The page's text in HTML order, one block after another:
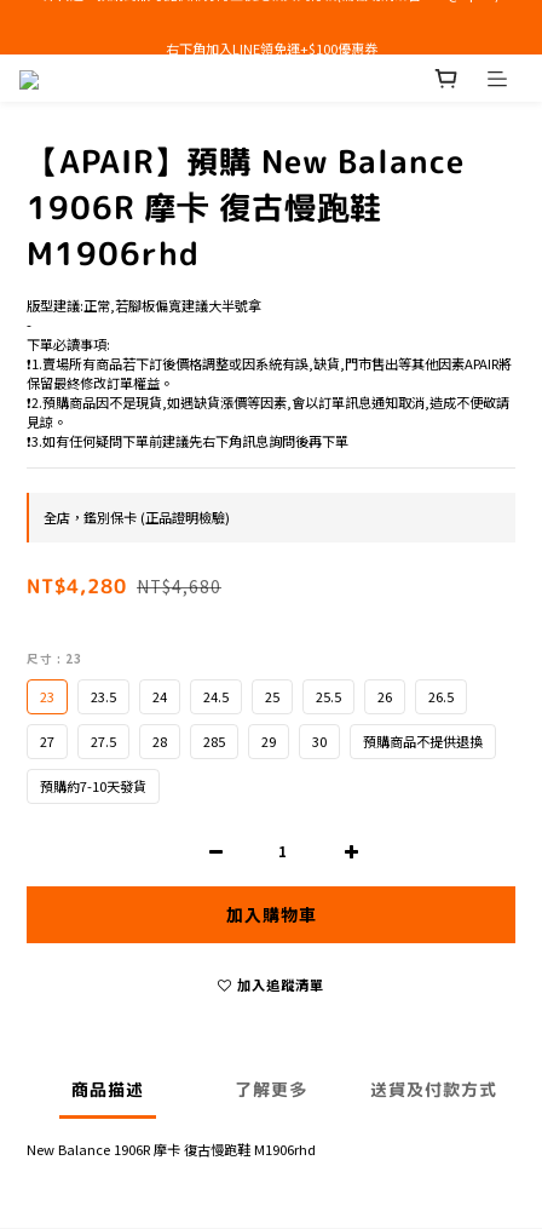
【APAIR】預購 New Balance
1906R 摩卡 復古慢跑鞋
M1906rhd
版型建議:正常,若腳板偏寬建議大半號拿
-
下單必讀事項:
❗️1.賣場所有商品若下訂後價格調整或因系統有誤,缺貨,門市售出等其他因素APAIR將
保留最終修改訂單權益。
❗️2.預購商品因不是現貨,如遇缺貨漲價等因素,會以訂單訊息通知取消,造成不便敬請
見諒。
❗️3.如有任何疑問下單前建議先右下角訊息詢問後再下單
全店，鑑別保卡 (正品證明檢驗)
NT$4,280 NT$4,680
尺寸 : 23
23 23.5 24 24.5 25 25.5 26 26.5
27 27.5 28 285 29 30 預購商品不提供退換
預購約7-10天發貨
加入購物車
加入追蹤清單
商品描述 了解更多 送貨及付款方式
New Balance 1906R 摩卡 復古慢跑鞋 M1906rhd